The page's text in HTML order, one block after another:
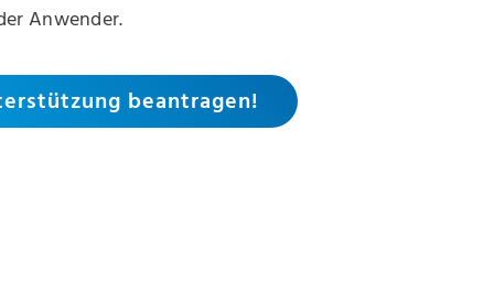
Anwender.
beantragen!